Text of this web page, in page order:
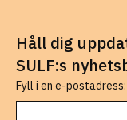
Håll dig
SULF:s
Fyll i en e-postadress: